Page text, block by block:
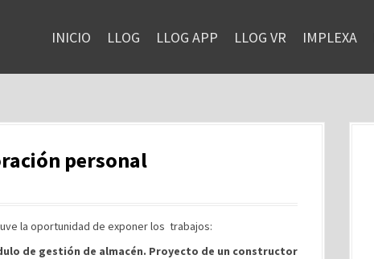
INICIO LLOG LLOG APP LLOG VR IMPLEXA
personal
la oportunidad de exponer los trabajos:
de gestión de almacén. Proyecto de un constructor